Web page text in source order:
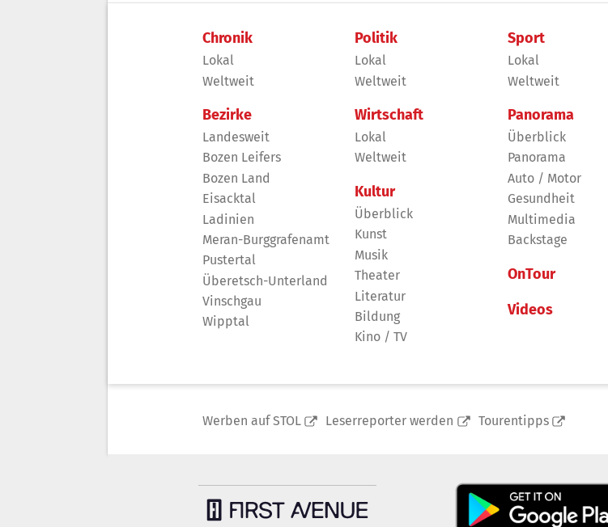
Chronik
Lokal
Weltweit
Bezirke
Landesweit
Bozen Leifers
Bozen Land
Eisacktal
Ladinien
Meran-Burggrafenamt
Pustertal
Überetsch-Unterland
Vinschgau
Wipptal
Politik
Lokal
Weltweit
Wirtschaft
Lokal
Weltweit
Kultur
Überblick
Kunst
Musik
Theater
Literatur
Bildung
Kino / TV
Sport
Lokal
Weltweit
Panorama
Überblick
Panorama
Auto / Motor
Gesundheit
Multimedia
Backstage
OnTour
Videos
Werben auf STOL Leserreporter werden Tourentipps